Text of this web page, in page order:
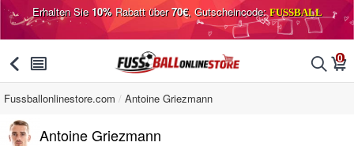
Erhalten Sie10%Rabatt über70€, Gutscheincode:FUSSBALL
󰅯 󰂩 󰂨 0
󰃦
Fussballonlinestore.com Antoine Griezmann
Antoine Griezmann